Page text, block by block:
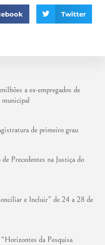
a ex-empregados de
municipal
de primeiro grau
Precedentes na Justiça do
e Incluir” de 24 a 28 de
da Pesquisa
Twitter